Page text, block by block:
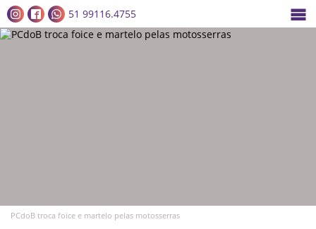
51 99116.4755
PCdoB troca foice e martelo pelas motosserras